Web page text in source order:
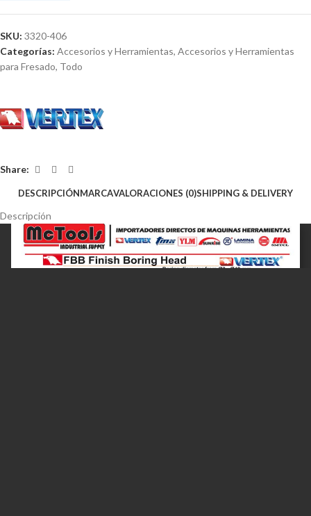
SKU: 3320-406
Categorías: Accesorios y Herramientas, Accesorios y Herramientas
para Fresado, Todo
Share:
DESCRIPCIÓNMARCAVALORACIONES (0)SHIPPING & DELIVERY
Descripción